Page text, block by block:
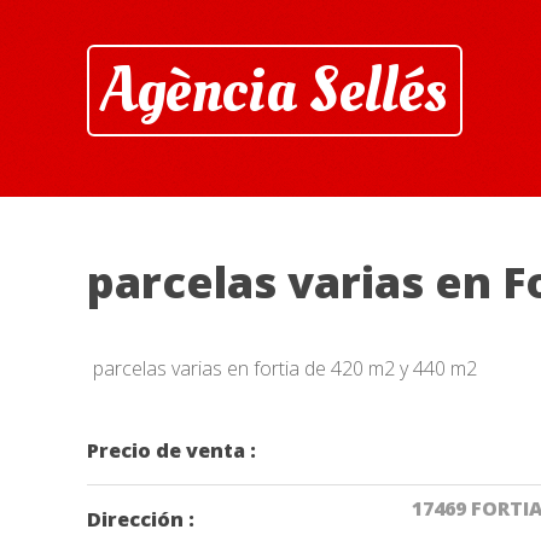
Agència Sellés
parcelas varias en
parcelas varias en fortia de 420 m2 y 440 m2
Precio de venta :
Dirección : 17469